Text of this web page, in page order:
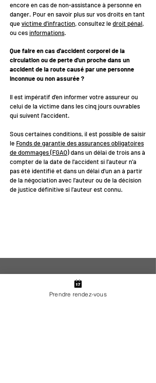
encore en cas de non-assistance à personne en
danger. Pour en savoir plus sur vos droits en tant
quevictime d'infraction, consultez ledroit pénal,
ou ces informations.
Que faire en cas d'accident corporel de la
circulation ou de perte d'un proche dans un
accident de la route causé par une personne
inconnue ou non assurée ?
Il est impératif d'en informer votre assureur ou
celui de la victime dans les cinq jours ouvrables
qui suivent l'accident.
Sous certaines conditions, il est possible de saisir
le Fonds de garantie des assurances obligatoires
de dommages (FGAO)dans un délai de trois ans à
compter de la date de l'accident si l'auteur n'a
pas été identifié et dans un délai d'un an à partir
de la négociation avec l'auteur ou de la décision
de justice définitive si l'auteur est connu.
Prendre rendez-vous